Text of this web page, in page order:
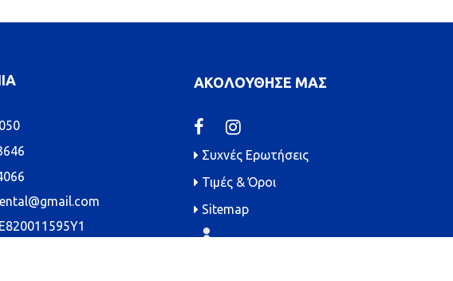
ΑΚΟΛΟΥΘΗΣΕ ΜΑΣ
Συχνές Ερωτήσεις
Τιμές & Όροι
Sitemap